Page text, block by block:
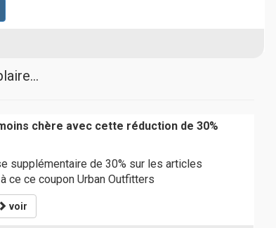
chère avec cette réduction de 30%
supplémentaire de 30% sur les articles
ce ce coupon Urban Outfitters
voir